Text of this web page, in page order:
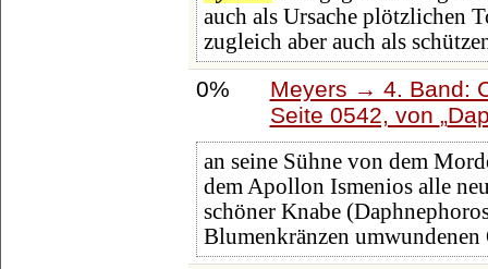
auch als Ursache plötzlichen
zugleich aber auch als
0%
Meyers → 4. Band:
Seite 0542, von
an seine Sühne von dem
dem Apollon Ismenios alle
schöner Knabe
Blumenkränzen